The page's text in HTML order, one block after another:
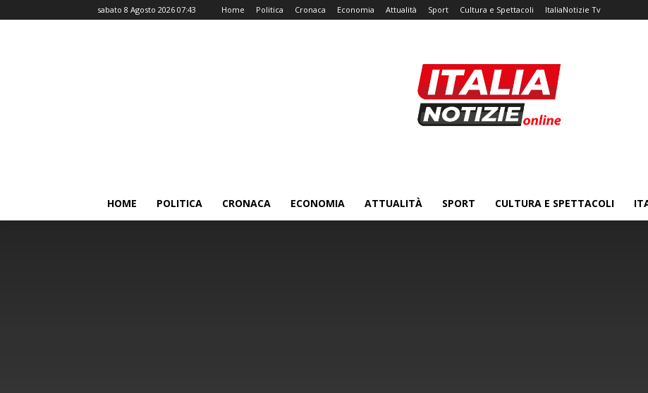
sabato 8 Agosto 2026 07:43 Home Politica Cronaca Economia Attualità Sport Cultura e Spettacoli ItaliaNotizie Tv
HOME POLITICA CRONACA ECONOMIA ATTUALITÀ SPORT CULTURA E SPETTACOLI